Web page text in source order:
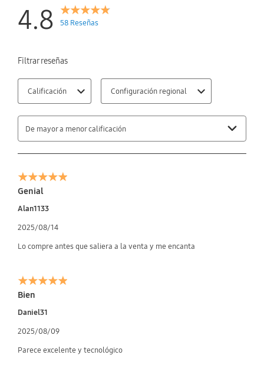
4.8 58 Reseñas
Filtrar reseñas
Calificación Configuración regional
De mayor a menor calificación
Genial
Alan1133
2025/08/14
Lo compre antes que saliera a la venta y me encanta
Bien
Daniel31
2025/08/09
Parece excelente y tecnológico